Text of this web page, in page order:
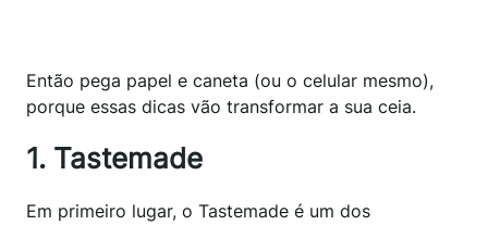
Então pega papel e caneta (ou o celular mesmo),
porque essas dicas vão transformar a sua ceia.
1. Tastemade
Em primeiro lugar, o Tastemade é um dos